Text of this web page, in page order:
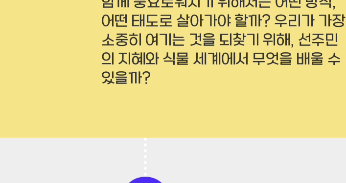
어떤 태도로 살아가야 할까? 우리가 가장
소중히 여기는 것을 되찾기 위해, 선주민
의 지혜와 식물 세계에서 무엇을 배울 수
있을까?